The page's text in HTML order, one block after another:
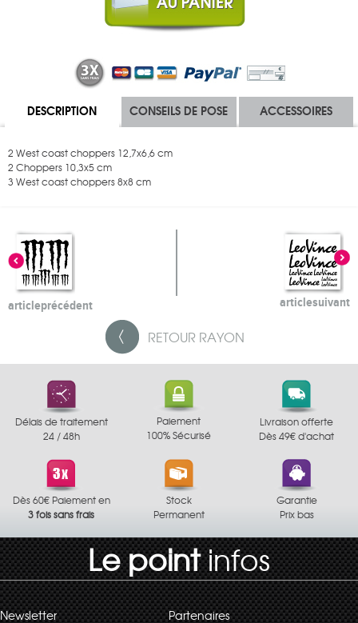
DESCRIPTION CONSEILS DE POSE ACCESSOIRES
2 West coast choppers 12,7x6,6 cm
2 Choppers 10,3x5 cm
3 West coast choppers 8x8 cm
articleprécédent articlesuivant
RETOUR RAYON
Délais de traitement
24 / 48h
Paiement
100% Sécurisé
Livraison offerte
Dès 49€ d'achat
Dès 60€ Paiement en
3 fois sans frais
Stock
Permanent
Garantie
Prix bas
Le pointinfos
Newsletter Partenaires